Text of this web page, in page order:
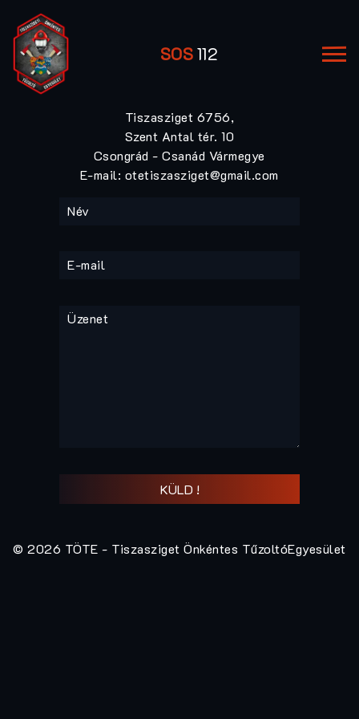
SOS112
Tiszasziget 6756,
Szent Antal tér. 10
Csongrád - Csanád Vármegye
E-mail: otetiszasziget@gmail.com
Név
E-mail
Üzenet
© 2026 TÖTE - Tiszasziget Önkéntes TűzoltóEgyesület